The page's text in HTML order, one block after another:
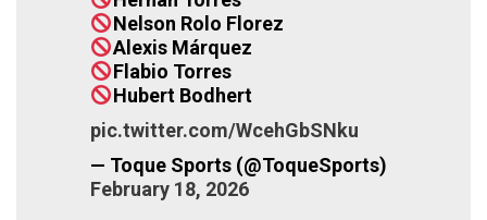
Nelson Rolo Florez
Alexis Márquez
Flabio Torres
Hubert Bodhert
pic.twitter.com/WcehGbSNku
— Toque Sports (@ToqueSports)
February 18, 2026